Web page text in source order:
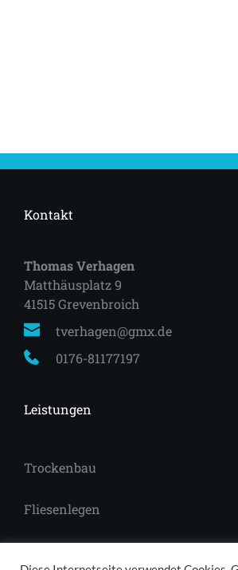
Kontakt
Thomas Verhagen
Matthäusplatz 9
41515 Grevenbroich
tverhagen@gmx.de
0176-81177197
Leistungen
Trockenbau
Fliesenlegen